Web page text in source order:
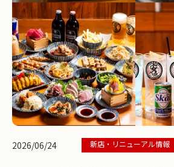
2026/06/24 新店・リニューアル情報